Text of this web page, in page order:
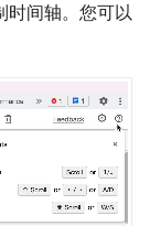
时间轴。您可以